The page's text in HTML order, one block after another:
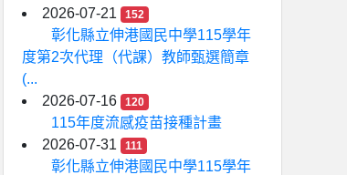
2026-07-21
152
彰化縣立伸港國民中學115學年
度第2次代理（代課）教師甄選簡章
(...
2026-07-16
120
115年度流感疫苗接種計畫
2026-07-31
111
彰化縣立伸港國民中學115學年